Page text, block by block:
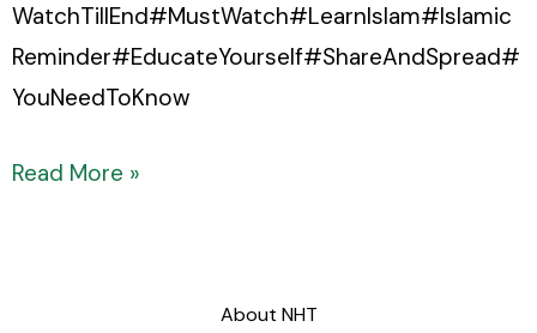
WatchTillEnd#MustWatch#LearnIslam#Islamic
Reminder#EducateYourself#ShareAndSpread#
YouNeedToKnow
Read More »
About NHT